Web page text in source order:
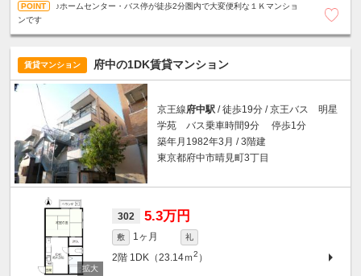
♪ホームセンター・バス停が徒歩2分圏内で大変便利な１Ｋマンショ
ンです
賃貸マンション 府中の1DK賃貸マンション
京王線府中駅 / 徒歩19分 / 京王バス 明星
学苑 バス乗車時間9分 停歩1分
築年月1982年3月 / 3階建
東京都府中市晴見町3丁目
302 5.3万円
敷 1ヶ月 礼
2階 1DK（23.14ｍ2 ）